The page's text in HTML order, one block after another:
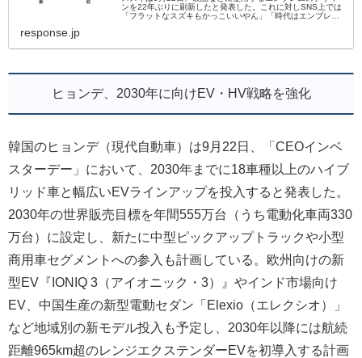
ンを22年ぶりに刷新したと発表した。これに対しSNS上では
「フラットなスズキもかっこいいやん」「時代はエンブレム
response.jp
ヒョンデ、2030年に向けEV・HV戦略を強化
韓国のヒョンデ（現代自動車）は9月22日、「CEOインベ
スターデー」において、2030年までに18車種以上のハイブ
リッド車と幅広いEVラインアップを投入すると発表した。
2030年の世界販売目標を年間555万台（うち電動化車両330
万台）に設定し、新たに中型ピックアップトラックや小型
商用車セグメントへの参入も計画している。欧州向けの新
型EV『IONIQ 3（アイオニック・3）』やインド市場向け
EV、中国生産の新型電動セダン「Elexio（エレクシオ）」
など地域別の新モデル投入も予定し、2030年以降には航続
距離965km超のレンジエクステンダーEVを初導入する計画